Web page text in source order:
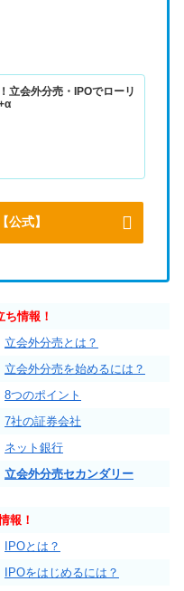
立会外分売・IPOでローリ
式】
情報！
立会外分売とは？
立会外分売を始めるには？
8つのポイント
7社の証券会社
ネット銀行
立会外分売セカンダリー
報！
IPOとは？
IPOをはじめるには？